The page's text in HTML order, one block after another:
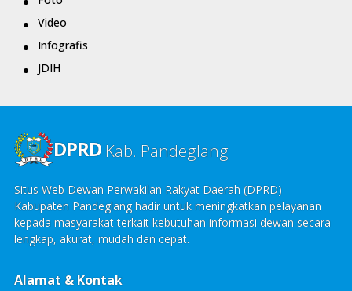
Video
Infografis
JDIH
DPRD Kab. Pandeglang
Situs Web Dewan Perwakilan Rakyat Daerah (DPRD)
Kabupaten Pandeglang hadir untuk meningkatkan pelayanan
kepada masyarakat terkait kebutuhan informasi dewan secara
lengkap, akurat, mudah dan cepat.
Alamat & Kontak